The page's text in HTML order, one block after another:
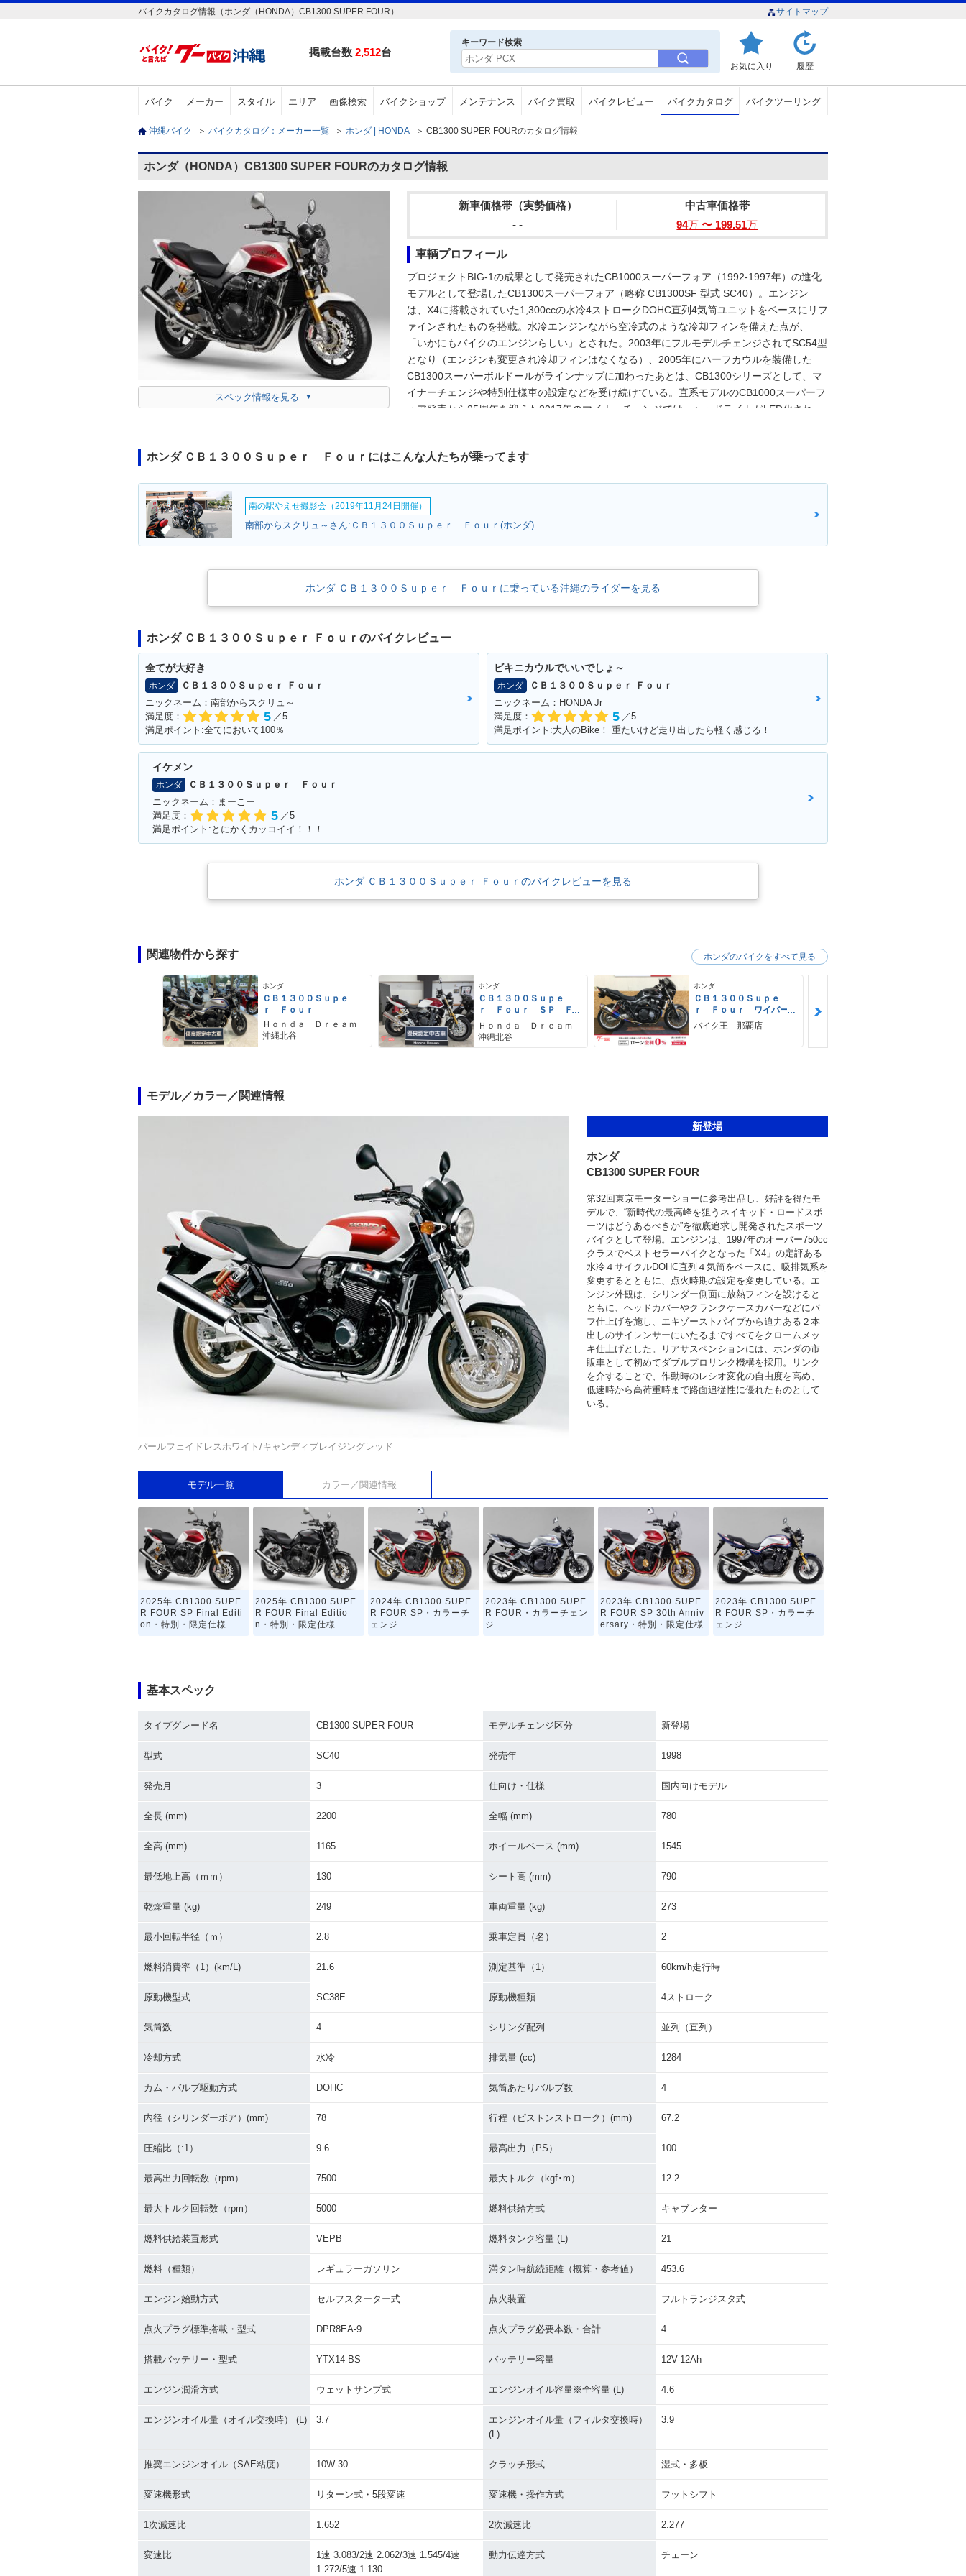
バイクカタログ情報（ホンダ（HONDA）CB1300 SUPER FOUR） サイトマップ
掲載台数 2,512台
キーワード検索
お気に入り 履歴
バイク メーカー スタイル エリア 画像検索 バイクショップ メンテナンス バイク買取 バイクレビュー バイクカタログ バイクツーリング
沖縄バイク ＞ バイクカタログ：メーカー一覧 ＞ ホンダ | HONDA ＞ CB1300 SUPER FOURのカタログ情報
ホンダ（HONDA）CB1300 SUPER FOURのカタログ情報
スペック情報を見る
新車価格帯（実勢価格）
- -
中古車価格帯
94万 〜 199.51万
車輌プロフィール
プロジェクトBIG-1の成果として発売されたCB1000スーパーフォア（1992-1997年）の進化
モデルとして登場したCB1300スーパーフォア（略称 CB1300SF 型式 SC40）。エンジン
は、X4に搭載されていた1,300ccの水冷4ストロークDOHC直列4気筒ユニットをベースにリフ
ァインされたものを搭載。水冷エンジンながら空冷式のような冷却フィンを備えた点が、
「いかにもバイクのエンジンらしい」とされた。2003年にフルモデルチェンジされてSC54型
となり（エンジンも変更され冷却フィンはなくなる）、2005年にハーフカウルを装備した
CB1300スーパーボルドールがラインナップに加わったあとは、CB1300シリーズとして、マ
イナーチェンジや特別仕様車の設定などを受け続けている。直系モデルのCB1000スーパーフ
ォア発売から25周年を迎えた2017年のマイナーチェンジでは、ヘッドライトがLED化され、
2020年12月3日、新型モデルになることが公表され、同21日に正式発表された。この2021年
（Hondaセレクタブルトルクコントロール）も備えた。そして、2025年2月に「Final
Edition」が発売され、プロジェクトBIG-1の系譜を受け継いできたCB1300・シリーズ（スー
ホンダ ＣＢ１３００Ｓｕｐｅｒ Ｆｏｕｒにはこんな人たちが乗ってます
南の駅やえせ撮影会（2019年11月24日開催）
南部からスクリュ～さん:ＣＢ１３００Ｓｕｐｅｒ Ｆｏｕｒ(ホンダ)
ホンダ ＣＢ１３００Ｓｕｐｅｒ Ｆｏｕｒに乗っている沖縄のライダーを見る
ホンダ ＣＢ１３００Ｓｕｐｅｒ Ｆｏｕｒのバイクレビュー
全てが大好き
ホンダ
ＣＢ１３００Ｓｕｐｅｒ Ｆｏｕｒ
ニックネーム：南部からスクリュ～
満足度：
5 ／5
満足ポイント:全てにおいて100％
ビキニカウルでいいでしょ～
ホンダ
ＣＢ１３００Ｓｕｐｅｒ Ｆｏｕｒ
ニックネーム：HONDA Jr
満足度：
5 ／5
満足ポイント:大人のBike！ 重たいけど走り出したら軽く感じる！
イケメン
ホンダ
ＣＢ１３００Ｓｕｐｅｒ Ｆｏｕｒ
ニックネーム：まーこー
満足度：
5 ／5
満足ポイント:とにかくカッコイイ！！！
ホンダ ＣＢ１３００Ｓｕｐｅｒ Ｆｏｕｒのバイクレビューを見る
関連物件から探す
ホンダ
ＣＢ１３００Ｓｕｐｅ
ｒ Ｆｏｕｒ
Ｈｏｎｄａ Ｄｒｅａｍ
沖縄北谷
ホンダ
ＣＢ１３００Ｓｕｐｅ
ｒ Ｆｏｕｒ ＳＰ Ｆ
ＩＮＡＬ Ｅｄｉｔｉ
ｏｎ
Ｈｏｎｄａ Ｄｒｅａｍ
沖縄北谷
ホンダ
ＣＢ１３００Ｓｕｐｅ
ｒ Ｆｏｕｒ ワイバー
ンフルエキＭＦ
バイク王 那覇店
ホンダのバイクをすべて見る
モデル／カラー／関連情報
パールフェイドレスホワイト/キャンディブレイジングレッド
新登場
ホンダ
CB1300 SUPER FOUR
第32回東京モーターショーに参考出品し、好評を得たモ
デルで、“新時代の最高峰を狙うネイキッド・ロードスポ
ーツはどうあるべきか”を徹底追求し開発されたスポーツ
バイクとして登場。エンジンは、1997年のオーバー750cc
クラスでベストセラーバイクとなった「X4」の定評ある
水冷４サイクルDOHC直列４気筒をベースに、吸排気系を
変更するとともに、点火時期の設定を変更している。エ
ンジン外観は、シリンダー側面に放熱フィンを設けると
ともに、ヘッドカバーやクランクケースカバーなどにバ
フ仕上げを施し、エキゾーストパイプから迫力ある２本
出しのサイレンサーにいたるまですべてをクロームメッ
キ仕上げとした。リアサスペンションには、ホンダの市
販車として初めてダブルプロリンク機構を採用。リンク
を介することで、作動時のレシオ変化の自由度を高め、
低速時から高荷重時まで路面追従性に優れたものとして
いる。
モデル一覧 カラー／関連情報
2025年 CB1300 SUPE
R FOUR SP Final Editi
on・特別・限定仕様
2025年 CB1300 SUPE
R FOUR Final Editio
n・特別・限定仕様
2024年 CB1300 SUPE
R FOUR SP・カラーチ
ェンジ
2023年 CB1300 SUPE
R FOUR・カラーチェン
ジ
2023年 CB1300 SUPE
R FOUR SP 30th Anniv
ersary・特別・限定仕様
2023年 CB1300 SUPE
R FOUR SP・カラーチ
ェンジ
R FOUR SP・マイナー
R FOUR・マイナーチェ
R FOUR SP・追加
R FOUR・カラーチェン
2016年 CB1300 SUPE
ecial Edition
2015年 CB1300 SUPE
ecial Edition・特別・限
dition・特別・限定仕様
ェンジ
2009年 CB1300 SUPE
2008年 CB1300 SUPE
2008年 CB1300 SUPE
2008年 CB1300 SUPE
R FOUR ABS・マイナー
R FOUR・マイナーチェ
R FOUR・カラーチェン
R FOUR ABS・新登場
2004年 CB1300 SUPE
R FOUR・カラーチェン
2003年 CB1300 SUPE
R FOUR・追加
2000年 CB1300 SUPE
R FOUR・マイナーチェ
2000年 CB1300 SUPE
R FOUR・マイナーチェ
基本スペック
タイプグレード名 CB1300 SUPER FOUR モデルチェンジ区分 新登場
型式 SC40 発売年 1998
発売月 3 仕向け・仕様 国内向けモデル
全長 (mm) 2200 全幅 (mm) 780
全高 (mm) 1165 ホイールベース (mm) 1545
最低地上高（ｍｍ） 130 シート高 (mm) 790
乾燥重量 (kg) 249 車両重量 (kg) 273
最小回転半径（ｍ） 2.8 乗車定員（名） 2
燃料消費率（1）(km/L) 21.6 測定基準（1） 60km/h走行時
原動機型式 SC38E 原動機種類 4ストローク
気筒数 4 シリンダ配列 並列（直列）
冷却方式 水冷 排気量 (cc) 1284
カム・バルブ駆動方式 DOHC 気筒あたりバルブ数 4
内径（シリンダーボア）(mm) 78 行程（ピストンストローク）(mm) 67.2
圧縮比（:1） 9.6 最高出力（PS） 100
最高出力回転数（rpm） 7500 最大トルク（kgf･m） 12.2
最大トルク回転数（rpm） 5000 燃料供給方式 キャブレター
燃料供給装置形式 VEPB 燃料タンク容量 (L) 21
燃料（種類） レギュラーガソリン 満タン時航続距離（概算・参考値） 453.6
エンジン始動方式 セルフスターター式 点火装置 フルトランジスタ式
点火プラグ標準搭載・型式 DPR8EA-9 点火プラグ必要本数・合計 4
搭載バッテリー・型式 YTX14-BS バッテリー容量 12V-12Ah
エンジン潤滑方式 ウェットサンプ式 エンジンオイル容量※全容量 (L) 4.6
エンジンオイル量（オイル交換時） (L) 3.7
エンジンオイル量（フィルタ交換時）
(L)
3.9
推奨エンジンオイル（SAE粘度） 10W-30 クラッチ形式 湿式・多板
変速機形式 リターン式・5段変速 変速機・操作方式 フットシフト
1次減速比 1.652 2次減速比 2.277
変速比
1速 3.083/2速 2.062/3速 1.545/4速
1.272/5速 1.130
動力伝達方式 チェーン